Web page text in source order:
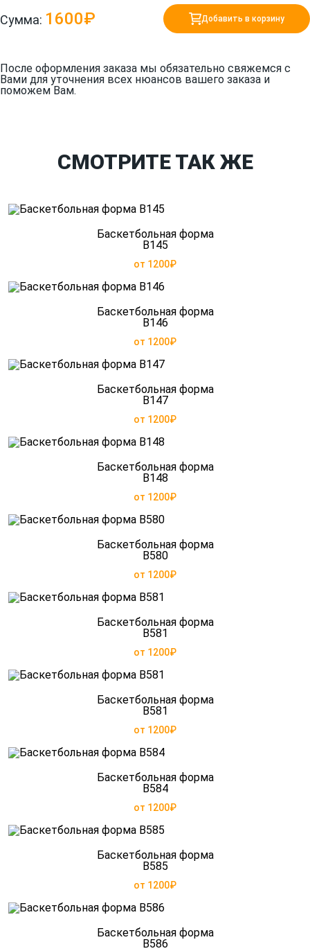
После оформления заказа мы обязательно свяжемся с
Вами для уточнения всех нюансов вашего заказа и
поможем Вам.
Сумма: 1600₽ Добавить в корзину
СМОТРИТЕ ТАК ЖЕ
Баскетбольная форма
B145
от 1200₽
Баскетбольная форма
B146
от 1200₽
Баскетбольная форма
B147
от 1200₽
Баскетбольная форма
B148
от 1200₽
Баскетбольная форма
B580
от 1200₽
Баскетбольная форма
B581
от 1200₽
Баскетбольная форма
B581
от 1200₽
Баскетбольная форма
B584
от 1200₽
Баскетбольная форма
B585
от 1200₽
Баскетбольная форма
B586